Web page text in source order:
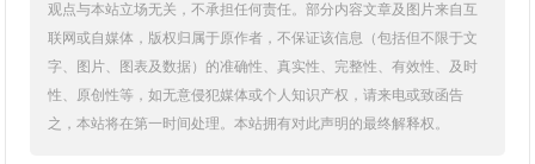
观点与本站立场无关，不承担任何责任。部分内容文章及图片来自互
联网或自媒体，版权归属于原作者，不保证该信息（包括但不限于文
字、图片、图表及数据）的准确性、真实性、完整性、有效性、及时
性、原创性等，如无意侵犯媒体或个人知识产权，请来电或致函告
之，本站将在第一时间处理。本站拥有对此声明的最终解释权。